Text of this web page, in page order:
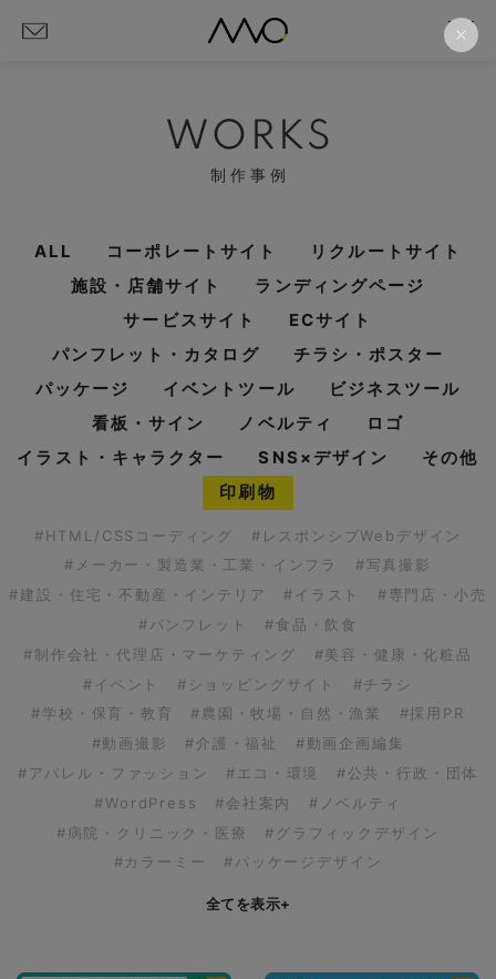
WORKS
制作事例
ALL コーポレートサイト
リクルートサイト
施設・店舗サイト
ランディングページ
サービスサイト
ECサイト
パンフレット・カタログ
チラシ・ポスター
パッケージ
イベントツール
ビジネスツール
看板・サイン
ノベルティ
ロゴ
イラスト・キャラクター
SNS×デザイン
その他
印刷物
#HTML/CSSコーディング
#レスポンシブWebデザイン
#メーカー・製造業・工業・インフラ
#写真撮影
#建設・住宅・不動産・インテリア
#イラスト
#専門店・小売
#パンフレット
#食品・飲食
#制作会社・代理店・マーケティング
#美容・健康・化粧品
#イベント
#ショッピングサイト
#チラシ
#学校・保育・教育
#農園・牧場・自然・漁業
#採用PR
#動画撮影
#介護・福祉
#動画企画編集
#アパレル・ファッション
#エコ・環境
#公共・行政・団体
#WordPress
#会社案内
#ノベルティ
#病院・クリニック・医療
#グラフィックデザイン
#カラーミー
#パッケージデザイン
全てを表示+